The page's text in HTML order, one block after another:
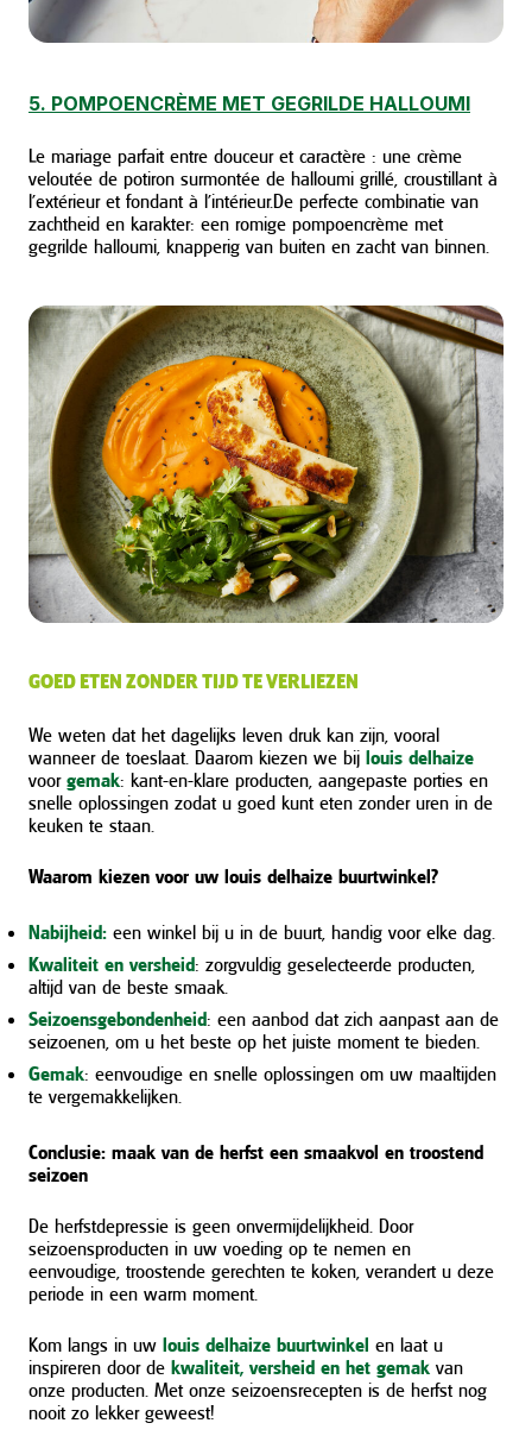
5. POMPOENCRÈME MET GEGRILDE HALLOUMI
Le mariage parfait entre douceur et caractère : une crème
veloutée de potiron surmontée de halloumi grillé, croustillant à
l’extérieur et fondant à l’intérieur.De perfecte combinatie van
zachtheid en karakter: een romige pompoencrème met
gegrilde halloumi, knapperig van buiten en zacht van binnen.
GOED ETEN ZONDER TIJD TE VERLIEZEN
We weten dat het dagelijks leven druk kan zijn, vooral
wanneer de toeslaat. Daarom kiezen we bij louis delhaize
voor gemak: kant-en-klare producten, aangepaste porties en
snelle oplossingen zodat u goed kunt eten zonder uren in de
keuken te staan.
Waarom kiezen voor uw louis delhaize buurtwinkel?
Nabijheid: een winkel bij u in de buurt, handig voor elke dag.
Kwaliteit en versheid: zorgvuldig geselecteerde producten,
altijd van de beste smaak.
Seizoensgebondenheid: een aanbod dat zich aanpast aan de
seizoenen, om u het beste op het juiste moment te bieden.
Gemak: eenvoudige en snelle oplossingen om uw maaltijden
te vergemakkelijken.
Conclusie: maak van de herfst een smaakvol en troostend
seizoen
De herfstdepressie is geen onvermijdelijkheid. Door
seizoensproducten in uw voeding op te nemen en
eenvoudige, troostende gerechten te koken, verandert u deze
periode in een warm moment.
Kom langs in uw louis delhaize buurtwinkel en laat u
inspireren door de kwaliteit, versheid en het gemak van
onze producten. Met onze seizoensrecepten is de herfst nog
nooit zo lekker geweest!